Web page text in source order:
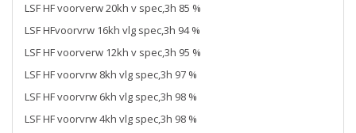
LSF HF voorverw 20kh v spec,3h 85 %
LSF HFvoorvrw 16kh vlg spec,3h 94 %
LSF HF voorverw 12kh v spec,3h 95 %
LSF HF voorvrw 8kh vlg spec,3h 97 %
LSF HF voorvrw 6kh vlg spec,3h 98 %
LSF HF voorvrw 4kh vlg spec,3h 98 %